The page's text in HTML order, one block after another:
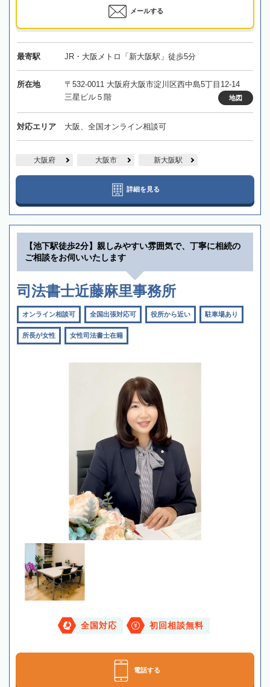
メールする
最寄駅 JR・大阪メトロ「新大阪駅」徒歩5分
所在地
〒532-0011 大阪府大阪市淀川区西中島5丁目12-14
三星ビル５階
地図
対応エリア 大阪、全国オンライン相談可
大阪府 大阪市 新大阪駅
詳細を見る
【池下駅徒歩2分】親しみやすい雰囲気で、丁寧に相続の
ご相談をお伺いいたします
司法書士近藤麻里事務所
オンライン相談可 全国出張対応可 役所から近い 駐車場あり
所長が女性 女性司法書士在籍
全国対応 初回相談無料
電話する